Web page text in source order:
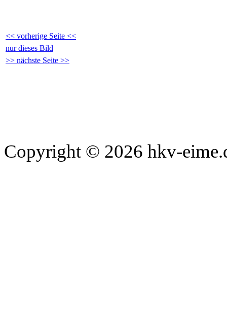
<< vorherige Seite <<
nur dieses Bild
>> nächste Seite >>
Copyright © 2026 hkv-